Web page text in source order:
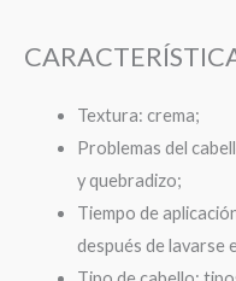
Textura: crema;
Problemas del
y quebradizo;
Tiempo de
después de lavarse